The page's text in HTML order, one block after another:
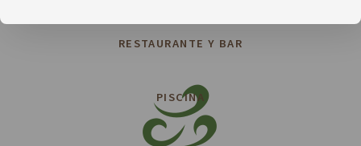
RESTAURANTE Y BAR
PISCINA